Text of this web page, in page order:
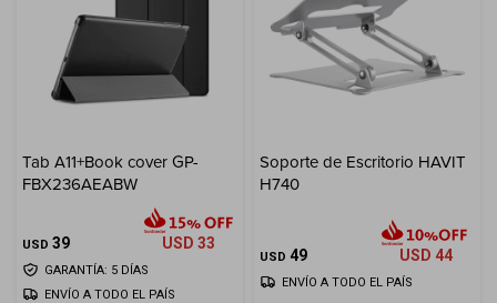
Tab A11+Book cover GP-
FBX236AEABW
USD 39 USD 33
GARANTÍA: 5 DÍAS
ENVÍO A TODO EL PAÍS
Soporte de Escritorio HAVIT
H740
USD 49 USD 44
ENVÍO A TODO EL PAÍS
TV y Audio
Accesorios
Monitores